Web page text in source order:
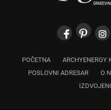
POČETNA ARCHYENERGY
POSLOVNI ADRESAR
O